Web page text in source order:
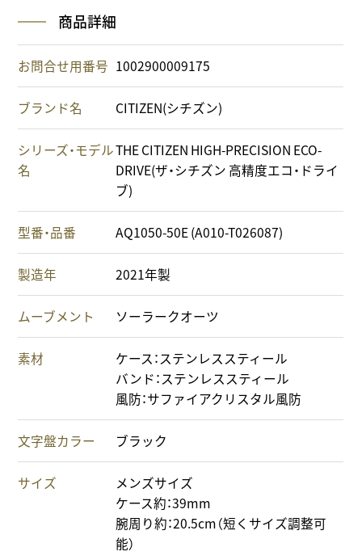
商品詳細
お問合せ用番号 1002900009175
ブランド名 CITIZEN(シチズン)
シリーズ・モデル
名
THE CITIZEN HIGH-PRECISION ECO-
DRIVE(ザ・シチズン 高精度エコ・ドライ
ブ)
型番・品番 AQ1050-50E (A010-T026087)
製造年 2021年製
ムーブメント ソーラークオーツ
素材
ケース：ステンレススティール
バンド：ステンレススティール
風防：サファイアクリスタル風防
文字盤カラー ブラック
サイズ
メンズサイズ
ケース約：39mm
腕周り約：20.5cm（短くサイズ調整可
能）